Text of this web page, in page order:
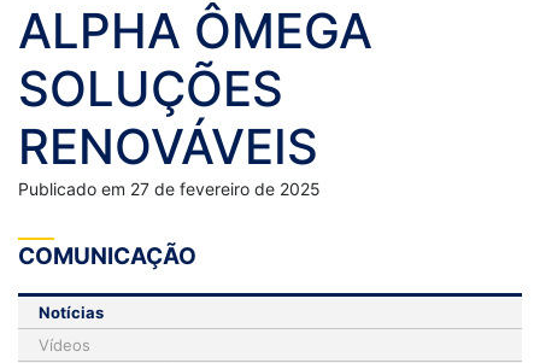
ALPHA ÔMEGA
SOLUÇÕES
RENOVÁVEIS
Publicado em 27 de fevereiro de 2025
COMUNICAÇÃO
Notícias
Vídeos